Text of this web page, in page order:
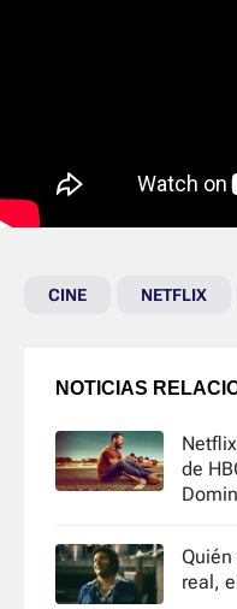
CINE NETFLIX
NOTICIAS
de
real,